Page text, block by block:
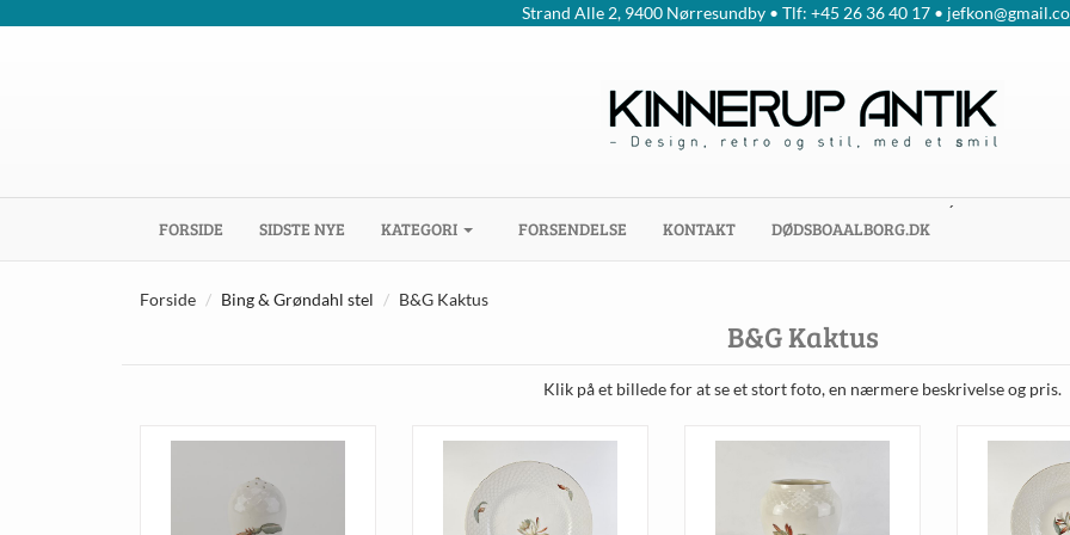
Strand Alle 2, 9400 Nørresundby • Tlf: +45 26 36 40 17 •
FORSIDE (CURRENT)
SIDSTE NYE KATEGORI FORSENDELSE KONTAKT DØDSBOAALBORG.DK
´
Forside Bing & Grøndahl stel B&G Kaktus
B&G Kaktus
Klik på et billede for at se et stort foto, en nærmere beskrivelse og pris.